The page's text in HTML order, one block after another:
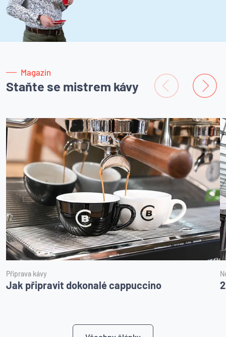
Magazín
Staňte se mistrem kávy
Příprava kávy
Jak připravit dokonalé cappuccino